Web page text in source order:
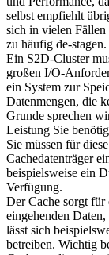
selbst empfiehlt
sich in vielen Fällen
zu häufig de-stagen.
Ein S2D-Cluster
großen I/O-
ein System zur
Datenmengen, die
Grunde sprechen
Leistung Sie
Sie müssen für
Cachedatenträger
beispielsweise ein
Verfügung.
Der Cache sorgt für
eingehenden
lässt sich
betreiben. Wichtig